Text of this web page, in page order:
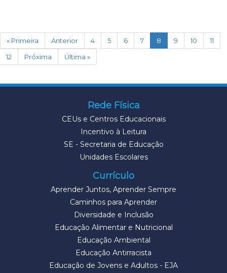
« Primeira Anterior 4 5 6 7 8 (current)
9 10
11
12
Próxima Última »
Rede Física
CEUs e Centros Educacionais
Incentivo à Leitura
SE - Secretaria de Educação
Unidades Escolares
Currículo
Aprender Juntos, Aprender Sempre
Caminhos para Aprender
Diversidade e Inclusão
Educação Alimentar e Nutricional
Educação Ambiental
Educação Antirracista
Educação de Jovens e Adultos - EJA